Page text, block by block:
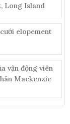
Long Island
elopement
vận động viên
Mackenzie